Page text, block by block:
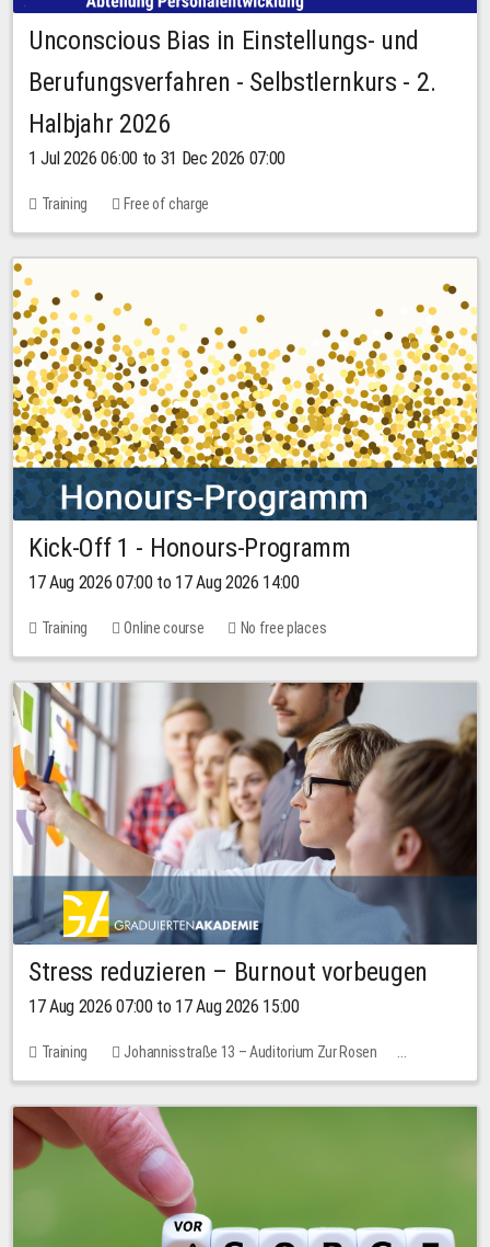
Unconscious Bias in Einstellungs- und
Berufungsverfahren - Selbstlernkurs - 2.
Halbjahr 2026
1 Jul 2026 06:00 to 31 Dec 2026 07:00
Training Free of charge
Kick-Off 1 - Honours-Programm
17 Aug 2026 07:00 to 17 Aug 2026 14:00
Training Online course No free places
Stress reduzieren – Burnout vorbeugen
17 Aug 2026 07:00 to 17 Aug 2026 15:00
Training
Johannisstraße 13 – Auditorium Zur Rosen
1 place
10.00 EUR